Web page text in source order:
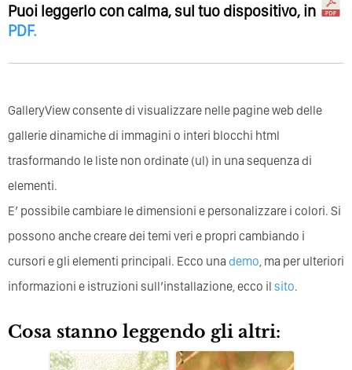
Puoi leggerlo con calma, sul tuo dispositivo, in
PDF.
GalleryView consente di visualizzare nelle pagine web delle
gallerie dinamiche di immagini o interi blocchi html
trasformando le liste non ordinate (ul) in una sequenza di
elementi.
E’ possibile cambiare le dimensioni e personalizzare i colori. Si
possono anche creare dei temi veri e propri cambiando i
cursori e gli elementi principali. Ecco una demo , ma per ulteriori
informazioni e istruzioni sull’installazione, ecco il sito.
Cosa stanno leggendo gli altri: